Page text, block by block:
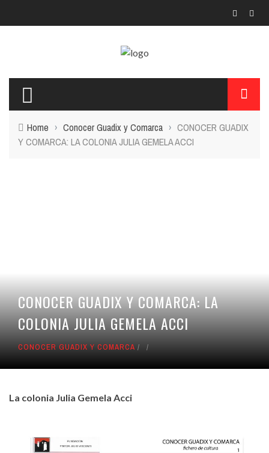
Home › Conocer Guadix y Comarca › CONOCER GUADIX
Y COMARCA: LA COLONIA JULIA GEMELA ACCI
CONOCER GUADIX Y COMARCA: LA
COLONIA JULIA GEMELA ACCI
CONOCER GUADIX Y COMARCA
La colonia Julia Gemela Acci